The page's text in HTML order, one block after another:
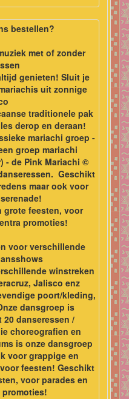
bestellen?
met of zonder
genieten! Sluit je
uit zonnige
traditionele pak
derop en deraan!
mariachi groep -
groep mariachi
- de Pink Mariachi ©
Geschikt
maar ook voor
grote feesten, voor
promoties!
voor verschillende
winstreken
Jalisco enz
poort/kleding,
dansgroep is
danseressen /
choreografien en
is onze dansgroep
voor grappige en
feesten! Geschikt
voor parades en